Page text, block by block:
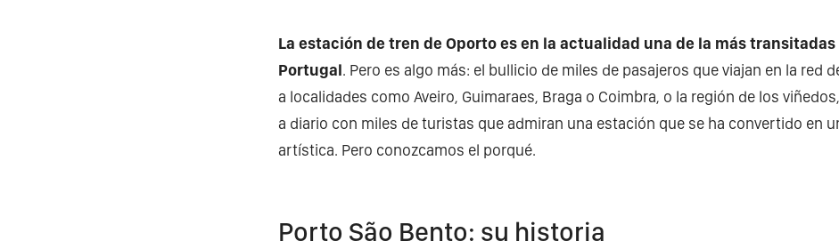
La estación de tren de Oporto es en la actualidad una de la más transitadas
Portugal. Pero es algo más: el bullicio de miles de pasajeros que viajan en la red
a localidades como Aveiro, Guimaraes, Braga o Coimbra, o la región de los
a diario con miles de turistas que admiran una estación que se ha convertido en
artística. Pero conozcamos el porqué.
Porto São Bento: su historia